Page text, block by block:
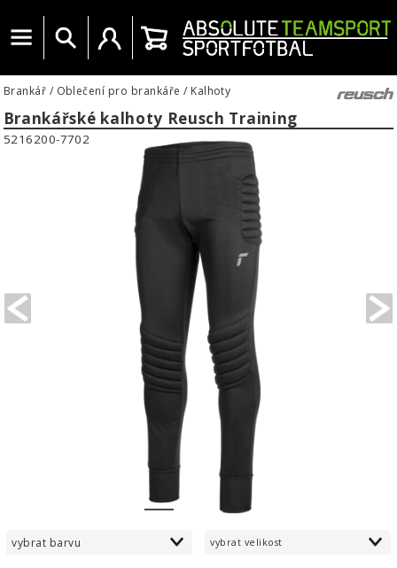
Menu Vyhledat Uživatelský účet
Košík
Brankář / Oblečení pro brankáře / Kalhoty
Brankářské kalhoty Reusch Training
PREVIOUS
1
5216200-7702
vybrat barvu vybrat velikost